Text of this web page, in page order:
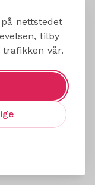
nettstedet
tilby
vår.